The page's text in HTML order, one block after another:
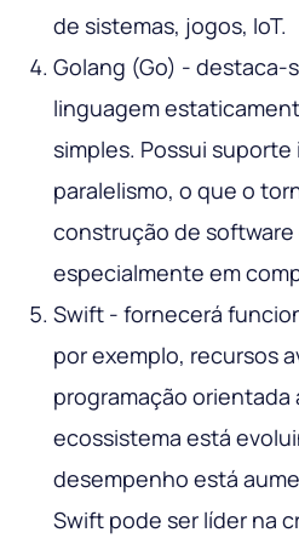
de sistemas, jogos, IoT.
Golang (Go) - destaca-
linguagem
simples. Possui
paralelismo, o que o
construção de software
especialmente em
Swift - fornecerá
por exemplo, recursos
programação orientada
ecossistema está
desempenho está
Swift pode ser líder na